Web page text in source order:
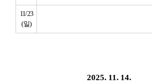
11/23
(일)
2025. 11. 14.